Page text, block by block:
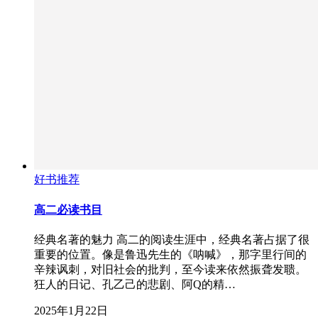
好书推荐
高二必读书目
经典名著的魅力 高二的阅读生涯中，经典名著占据了很
重要的位置。像是鲁迅先生的《呐喊》，那字里行间的
辛辣讽刺，对旧社会的批判，至今读来依然振聋发聩。
狂人的日记、孔乙己的悲剧、阿Q的精…
2025年1月22日